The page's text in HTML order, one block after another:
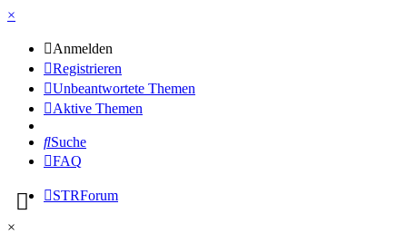
×
Anmelden
Registrieren
Unbeantwortete Themen
Aktive Themen
Suche
FAQ
STRForum
×